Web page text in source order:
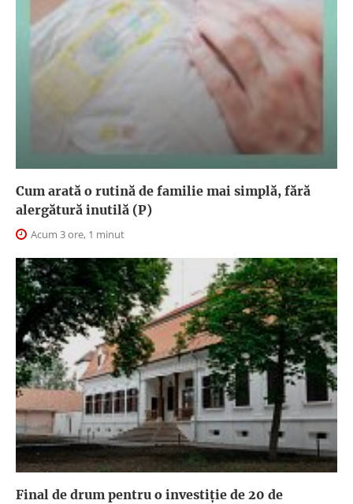
Cum arată o rutină de familie mai simplă, fără
alergătură inutilă (P)
Acum 3 ore, 1 minut
Final de drum pentru o investiție de 20 de